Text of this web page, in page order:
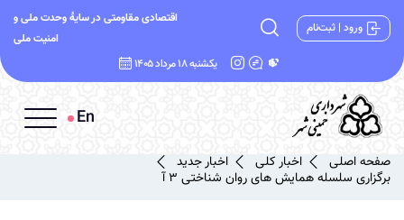
ورود | ثبت‌نام
اقتصادی مقاومتی در سایۀ وحدت ملی و
امنیت ملی
یکشنبه 18 مرداد 1405
En
صفحه اصلی اخبار جدید
اخبار کلی
برگزاری سلسله همایش های روان شناختی 3 آ